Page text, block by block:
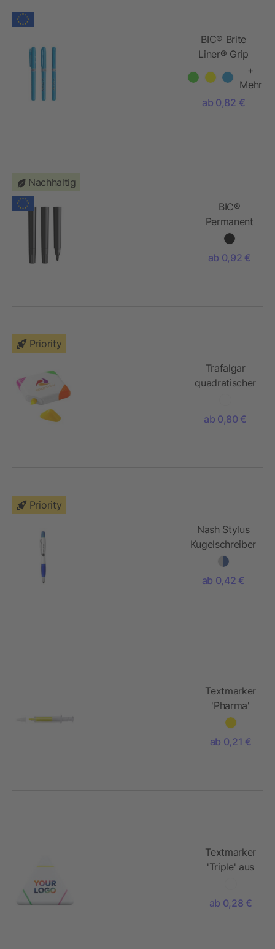
BIC® Brite
Liner® Grip
Leuchtmarker
+
Mehr
ab 0,82 €
Nachhaltig
BIC®
Permanent
Marker
ab 0,92 €
Priority
Trafalgar
quadratischer
ab 0,80 €
Priority
Nash Stylus
Kugelschreiber
und Marker
farbigem Griff
ab 0,42 €
Textmarker
'Pharma'
aus
ab 0,21 €
Textmarker
'Triple' aus
ab 0,28 €